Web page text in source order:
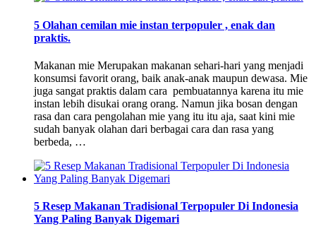
5 Olahan cemilan mie instan terpopuler , enak dan
praktis.
Makanan mie Merupakan makanan sehari-hari yang menjadi
konsumsi favorit orang, baik anak-anak maupun dewasa. Mie
juga sangat praktis dalam cara pembuatannya karena itu mie
instan lebih disukai orang orang. Namun jika bosan dengan
rasa dan cara pengolahan mie yang itu itu aja, saat kini mie
sudah banyak olahan dari berbagai cara dan rasa yang
berbeda, …
5 Resep Makanan Tradisional Terpopuler Di Indonesia
Yang Paling Banyak Digemari